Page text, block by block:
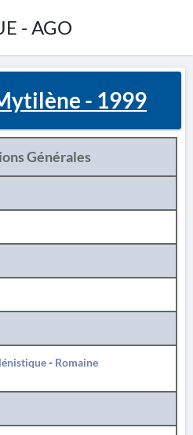
- AGO
- 1999
Générales
- Romaine